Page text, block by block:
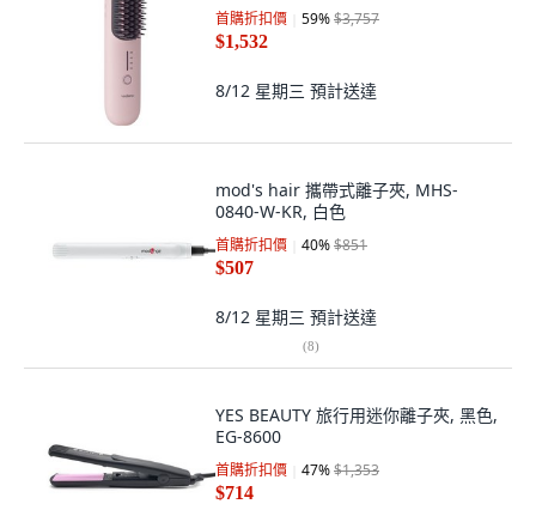
首購折扣價 59%$3,757
$1,532
8/12 星期三 預計送達
mod's hair 攜帶式離子夾, MHS-
0840-W-KR, 白色
首購折扣價 40%$851
$507
8/12 星期三 預計送達
(8)
YES BEAUTY 旅行用迷你離子夾, 黑色,
EG-8600
首購折扣價 47%$1,353
$714